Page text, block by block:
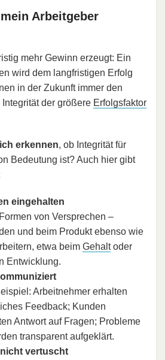
Arbeitgeber
mehr Gewinn erzeugt: Ein
wird dem langfristigen Erfolg
in der Zukunft immer den
der größere Erfolgsfaktor
erkennen, ob Integrität für
Bedeutung ist? Auch hier gibt
eingehalten
von Versprechen –
und beim Produkt ebenso wie
etwa beim Gehaltoder
Entwicklung.
Arbeitnehmer erhalten
Feedback; Kunden
Antwort auf Fragen; Probleme
transparent aufgeklärt.
vertuscht